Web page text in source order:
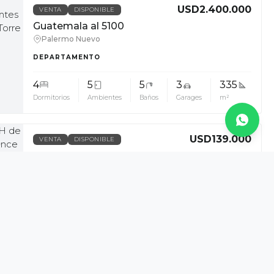
VENTA DISPONIBLE
USD2.400.000
Guatemala al 5100
Palermo Nuevo
DEPARTAMENTO
4
Dormitorios
5
Ambientes
5
Baños
3
Garages
335
m²
VENTA DISPONIBLE
USD139.000